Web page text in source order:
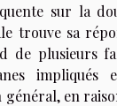
sur la
trouve sa
de plusieurs
impliqués
général, en